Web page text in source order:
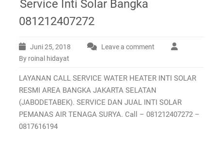
Service Inti Solar Bangka
081212407272
Juni 25, 2018
Leave a comment
By roinal hidayat
LAYANAN CALL SERVICE WATER HEATER INTI SOLAR
RESMI AREA BANGKA JAKARTA SELATAN
(JABODETABEK). SERVICE DAN JUAL INTI SOLAR
PEMANAS AIR TENAGA SURYA. Call – 081212407272 –
0817616194